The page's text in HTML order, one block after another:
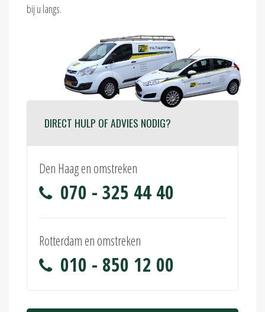
bij u langs.
DIRECT HULP OF ADVIES NODIG?
Den Haag en omstreken
070 - 325 44 40
Rotterdam en omstreken
010 - 850 12 00